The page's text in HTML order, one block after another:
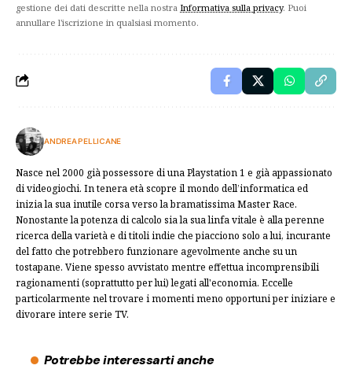
gestione dei dati descritte nella nostra Informativa sulla privacy. Puoi
annullare l'iscrizione in qualsiasi momento.
ANDREA PELLICANE
Nasce nel 2000 già possessore di una Playstation 1 e già appassionato
di videogiochi. In tenera età scopre il mondo dell’informatica ed
inizia la sua inutile corsa verso la bramatissima Master Race.
Nonostante la potenza di calcolo sia la sua linfa vitale è alla perenne
ricerca della varietà e di titoli indie che piacciono solo a lui, incurante
del fatto che potrebbero funzionare agevolmente anche su un
tostapane. Viene spesso avvistato mentre effettua incomprensibili
ragionamenti (soprattutto per lui) legati all'economia. Eccelle
particolarmente nel trovare i momenti meno opportuni per iniziare e
divorare intere serie TV.
Potrebbe interessarti anche